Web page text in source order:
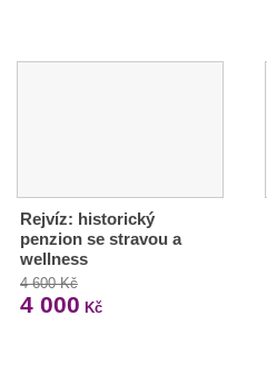
Rejvíz: historický
penzion se stravou a
wellness
4 600 Kč
4 000 Kč